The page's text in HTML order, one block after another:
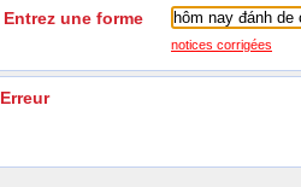
Entrez une forme
notices corrigées
Erreur